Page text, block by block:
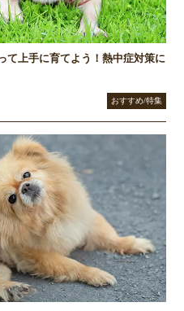
て上手に育てよう！熱中症対策に
おすすめ/特集